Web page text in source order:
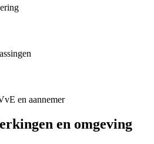
en aannemer
en omgeving